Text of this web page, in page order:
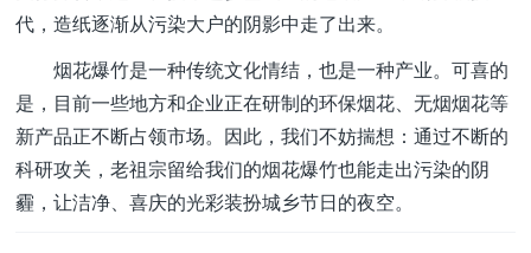
代，造纸逐渐从污染大户的阴影中走了出来。
烟花爆竹是一种传统文化情结，也是一种产业。可喜的
是，目前一些地方和企业正在研制的环保烟花、无烟烟花等
新产品正不断占领市场。因此，我们不妨揣想：通过不断的
科研攻关，老祖宗留给我们的烟花爆竹也能走出污染的阴
霾，让洁净、喜庆的光彩装扮城乡节日的夜空。